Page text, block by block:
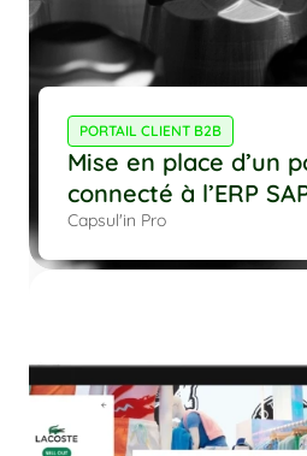
PORTAIL CLIENT B2B
Mise en place d’un
connecté à l’ERP
One.
Capsul'in Pro